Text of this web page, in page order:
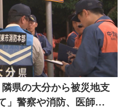
県の大分から被災地支
」警察や消防、医師、